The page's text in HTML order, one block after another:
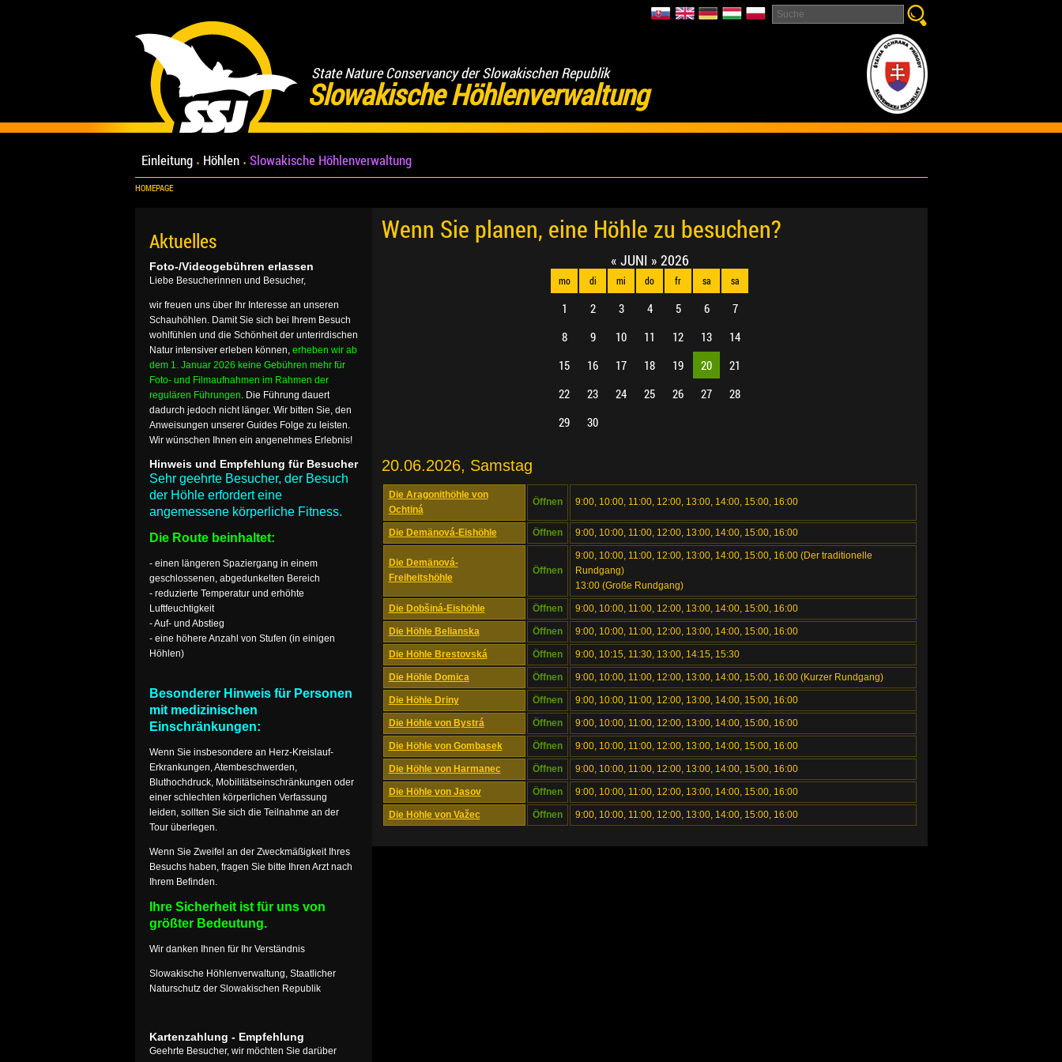
State Nature Conservancy der Slowakischen Republik
Slowakische Höhlenverwaltung
Einleitung Höhlen Slowakische Höhlenverwaltung
HOMEPAGE
Wenn Sie planen, eine Höhle zu besuchen?
« JUNI » 2026
mo di mi do fr sa sa
1 2 3 4 5 6
7
8
9 10 11 12 13
14
15
16 17 18 19 20
21
22
23 24 25 26 27
28
29
30
20.06.2026, Samstag
Die Aragonithöhle von
Ochtiná
Öffnen 9:00, 10:00, 11:00, 12:00, 13:00, 14:00, 15:00, 16:00
Die Demänová-Eishöhle Öffnen 9:00, 10:00, 11:00, 12:00, 13:00, 14:00, 15:00, 16:00
Die Demänová-
Freiheitshöhle
Öffnen
9:00, 10:00, 11:00, 12:00, 13:00, 14:00, 15:00, 16:00 (Der traditionelle
Rundgang)
13:00 (Große Rundgang)
Die Dobšiná-Eishöhle Öffnen 9:00, 10:00, 11:00, 12:00, 13:00, 14:00, 15:00, 16:00
Die Höhle Belianska Öffnen 9:00, 10:00, 11:00, 12:00, 13:00, 14:00, 15:00, 16:00
Die Höhle Brestovská Öffnen 9:00, 10:15, 11:30, 13:00, 14:15, 15:30
Die Höhle Domica Öffnen 9:00, 10:00, 11:00, 12:00, 13:00, 14:00, 15:00, 16:00 (Kurzer Rundgang)
Die Höhle Driny Öffnen 9:00, 10:00, 11:00, 12:00, 13:00, 14:00, 15:00, 16:00
Die Höhle von Bystrá Öffnen 9:00, 10:00, 11:00, 12:00, 13:00, 14:00, 15:00, 16:00
Die Höhle von Gombasek Öffnen 9:00, 10:00, 11:00, 12:00, 13:00, 14:00, 15:00, 16:00
Die Höhle von Harmanec Öffnen 9:00, 10:00, 11:00, 12:00, 13:00, 14:00, 15:00, 16:00
Die Höhle von Jasov Öffnen 9:00, 10:00, 11:00, 12:00, 13:00, 14:00, 15:00, 16:00
Die Höhle von Važec Öffnen 9:00, 10:00, 11:00, 12:00, 13:00, 14:00, 15:00, 16:00
Aktuelles
Foto-/Videogebühren erlassen
Liebe Besucherinnen und Besucher,
wir freuen uns über Ihr Interesse an unseren
Schauhöhlen. Damit Sie sich bei Ihrem Besuch
wohlfühlen und die Schönheit der unterirdischen
Natur intensiver erleben können, erheben wir ab
dem 1. Januar 2026 keine Gebühren mehr für
Foto- und Filmaufnahmen im Rahmen der
regulären Führungen. Die Führung dauert
dadurch jedoch nicht länger. Wir bitten Sie, den
Anweisungen unserer Guides Folge zu leisten.
Wir wünschen Ihnen ein angenehmes Erlebnis!
Hinweis und Empfehlung für Besucher
Sehr geehrte Besucher, der Besuch
der Höhle erfordert eine
angemessene körperliche Fitness.
Die Route beinhaltet:
- einen längeren Spaziergang in einem
geschlossenen, abgedunkelten Bereich
- reduzierte Temperatur und erhöhte
Luftfeuchtigkeit
- Auf- und Abstieg
- eine höhere Anzahl von Stufen (in einigen
Höhlen)
Besonderer Hinweis für Personen
mit medizinischen
Einschränkungen:
Wenn Sie insbesondere an Herz-Kreislauf-
Erkrankungen, Atembeschwerden,
Bluthochdruck, Mobilitätseinschränkungen oder
einer schlechten körperlichen Verfassung
leiden, sollten Sie sich die Teilnahme an der
Tour überlegen.
Wenn Sie Zweifel an der Zweckmäßigkeit Ihres
Besuchs haben, fragen Sie bitte Ihren Arzt nach
Ihrem Befinden.
Ihre Sicherheit ist für uns von
größter Bedeutung.
Wir danken Ihnen für Ihr Verständnis
Slowakische Höhlenverwaltung, Staatlicher
Naturschutz der Slowakischen Republik
Kartenzahlung - Empfehlung
Geehrte Besucher, wir möchten Sie darüber